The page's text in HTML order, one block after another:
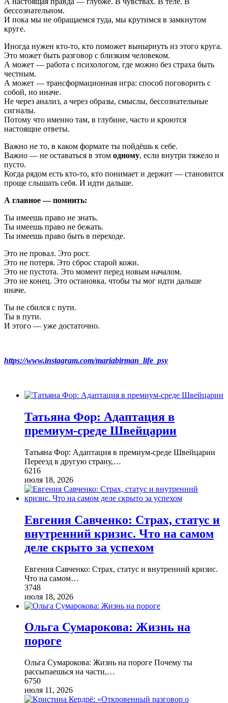
бессознательном.
И пока мы не обращаемся туда, мы крутимся в замкнутом
круге.
Иногда нужен кто-то, кто поможет вынырнуть из этого круга.
Это может быть разговор с близким человеком.
А может — работа с психологом, где можно без страха быть
честным.
А может — трансформационная игра: способ поговорить с
собой, но иначе.
Не через анализ, а через образы, смыслы, бессознательные
сигналы.
Потому что именно там, в глубине, часто и кроются
настоящие ответы.
Важно не то, в каком формате ты пойдёшь к себе.
Важно — не оставаться в этом одному, если внутри тяжело и
пусто.
Когда рядом есть кто-то, кто понимает и держит — становится
проще слышать себя. И идти дальше.
А главное — помнить:
Ты имеешь право не знать.
Ты имеешь право не бежать.
Ты имеешь право быть в переходе.
Это не провал. Это рост.
Это не потеря. Это сброс старой кожи.
Это не пустота. Это момент перед новым началом.
Это не конец. Это остановка, чтобы ты мог идти дальше
иначе.
Ты не сбился с пути.
Ты в пути.
И этого — уже достаточно.
https://www.instagram.com/mariabirman_life_psy
Татьяна Фор: Адаптация в
премиум-среде Швейцарии
Татьяна Фор: Адаптация в премиум-среде Швейцарии
Переезд в другую страну,…
6216
июля 18, 2026
Евгения Савченко: Страх, статус и
внутренний кризис. Что на самом
деле скрыто за успехом
Евгения Савченко: Страх, статус и внутренний кризис.
Что на самом…
3748
июля 18, 2026
Ольга Сумарокова: Жизнь на
пороге
Ольга Сумарокова: Жизнь на пороге Почему ты
рассыпаешься на части,…
6750
июля 11, 2026